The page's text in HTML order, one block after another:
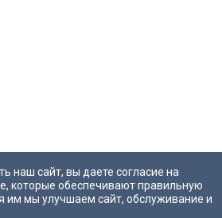
наш сайт, вы даете согласие на
которые обеспечивают правильную
им мы улучшаем сайт, обслуживание и